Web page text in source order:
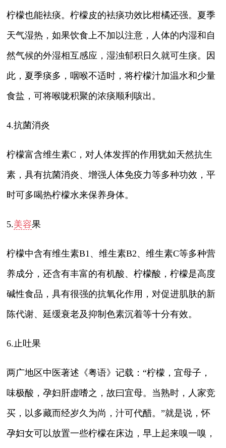
柠檬也能袪痰。柠檬皮的袪痰功效比柑橘还强。夏季
天气湿热，如果饮食上不加以注意，人体的内湿和自
然气候的外湿相互感应，湿浊郁积日久就可生痰。因
此，夏季痰多，咽喉不适时，将柠檬汁加温水和少量
食盐，可将喉咙积聚的浓痰顺利咳出。
4.抗菌消炎
柠檬富含维生素C，对人体发挥的作用犹如天然抗生
素，具有抗菌消炎、增强人体免疫力等多种功效，平
时可多喝热柠檬水来保养身体。
5.美容果
柠檬中含有维生素B1、维生素B2、维生素C等多种营
养成分，还含有丰富的有机酸、柠檬酸，柠檬是高度
碱性食品，具有很强的抗氧化作用，对促进肌肤的新
陈代谢、延缓衰老及抑制色素沉着等十分有效。
6.止吐果
两广地区中医著述《粤语》记载：“柠檬，宜母子，
味极酸，孕妇肝虚嗜之，故曰宜母。当熟时，人家竞
买，以多藏而经岁久为尚，汁可代醋。”就是说，怀
孕妇女可以放置一些柠檬在床边，早上起来嗅一嗅，